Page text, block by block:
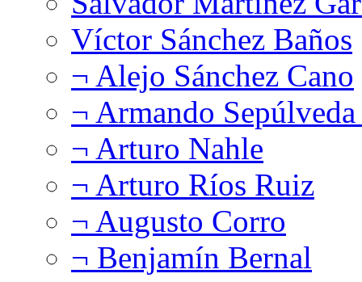
Víctor Sánchez Baños
¬ Alejo Sánchez Cano
¬ Armando
¬ Arturo Nahle
¬ Arturo Ríos Ruiz
¬ Augusto Corro
¬ Benjamín Bernal